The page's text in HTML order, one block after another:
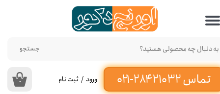
تماس ۳۲ ۲۱۰ ۲۸۴-۰۲۱‌
جستجو
۰ ورود / ثبت نام
حساب کاربری من
تغییر گذر واژه
سفارشات
خروج از حساب کاربری